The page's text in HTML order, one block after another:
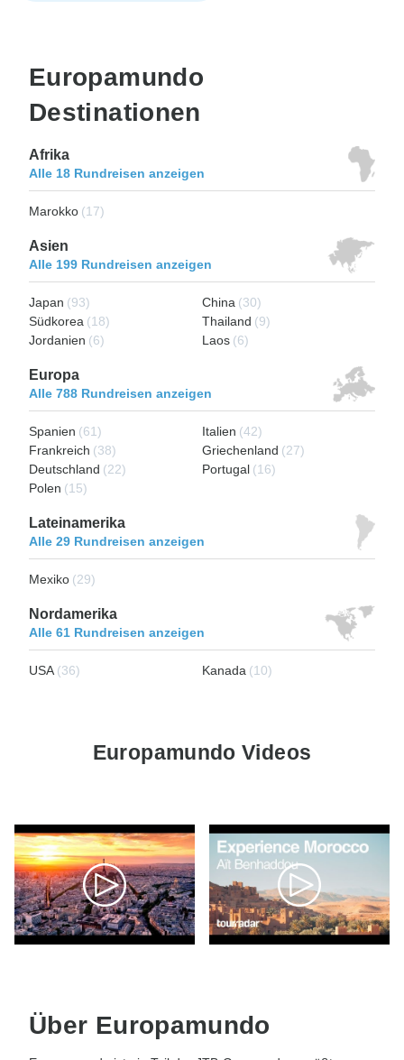
Europamundo
Destinationen
Afrika
Alle 18 Rundreisen anzeigen
Marokko (17)
Asien
Alle 199 Rundreisen anzeigen
Japan (93) China (30)
Südkorea (18) Thailand (9)
Jordanien (6) Laos (6)
Europa
Alle 788 Rundreisen anzeigen
Spanien (61) Italien (42)
Frankreich (38) Griechenland (27)
Deutschland (22) Portugal (16)
Polen (15)
Lateinamerika
Alle 29 Rundreisen anzeigen
Mexiko (29)
Nordamerika
Alle 61 Rundreisen anzeigen
USA (36) Kanada (10)
Europamundo Videos
Über Europamundo